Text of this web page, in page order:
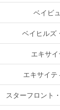
ベイビ
ベイヒルズ
エキサイ
エキサイテ
スターフロント